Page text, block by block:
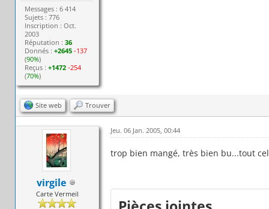
Messages : 6 414
Sujets : 776
Inscription : Oct.
2003
Réputation :36
Donnés :+2645 -137
(90%)
Reçus :+1472 -254
(70%)
Site web Trouver
virgile
Carte Vermeil
Jeu. 06 Jan. 2005, 00:44
trop bien mangé, très bien bu...tout